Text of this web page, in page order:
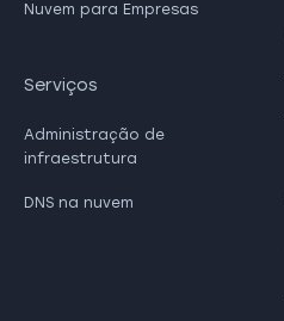
Nuvem para Empresas
Serviços
Administração de
infraestrutura
DNS na nuvem